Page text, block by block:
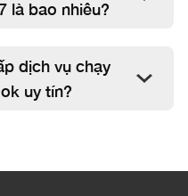
là bao nhiêu?
dịch vụ chạy
uy tín?